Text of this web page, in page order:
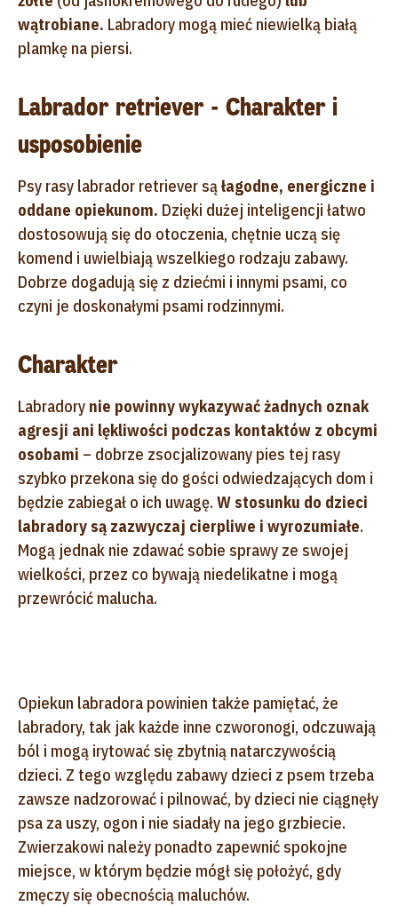
wątrobiane. Labradory mogą mieć niewielką białą
plamkę na piersi.
Labrador retriever - Charakter i
usposobienie
Psy rasy labrador retriever sąłagodne, energiczne i
oddane opiekunom. Dzięki dużej inteligencji łatwo
dostosowują się do otoczenia, chętnie uczą się
komend i uwielbiają wszelkiego rodzaju zabawy.
Dobrze dogadują się z dziećmi i innymi psami, co
czyni je doskonałymi psami rodzinnymi.
Charakter
Labradory nie powinny wykazywać żadnych oznak
agresji ani lękliwości podczas kontaktów z obcymi
osobami – dobrze zsocjalizowany pies tej rasy
szybko przekona się do gości odwiedzających dom i
będzie zabiegał o ich uwagę. W stosunku do dzieci
labradory są zazwyczaj cierpliwe i wyrozumiałe.
Mogą jednak nie zdawać sobie sprawy ze swojej
wielkości, przez co bywają niedelikatne i mogą
przewrócić malucha.
Opiekun labradora powinien także pamiętać, że
labradory, tak jak każde inne czworonogi, odczuwają
ból i mogą irytować się zbytnią natarczywością
dzieci. Z tego względu zabawy dzieci z psem trzeba
zawsze nadzorować i pilnować, by dzieci nie ciągnęły
psa za uszy, ogon i nie siadały na jego grzbiecie.
Zwierzakowi należy ponadto zapewnić spokojne
miejsce, w którym będzie mógł się położyć, gdy
zmęczy się obecnością maluchów.